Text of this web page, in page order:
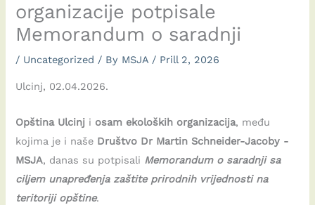
organizacije potpisale
Memorandum o saradnji
/ Uncategorized / By MSJA / Prill 2, 2026
Ulcinj, 02.04.2026.
Opština Ulcinj i osam ekoloških organizacija, među
kojima je i naše Društvo Dr Martin Schneider-Jacoby -
MSJA, danas su potpisali Memorandum o saradnji sa
ciljem unapređenja zaštite prirodnih vrijednosti na
teritoriji opštine.